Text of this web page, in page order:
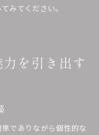
みてください。
を引き出す
でありながら個性的な